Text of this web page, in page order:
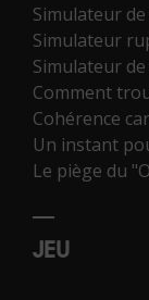
Simulateur
Simulateur
Simulateur
Comment
Cohérence
Un instant
Le piège du
JEU